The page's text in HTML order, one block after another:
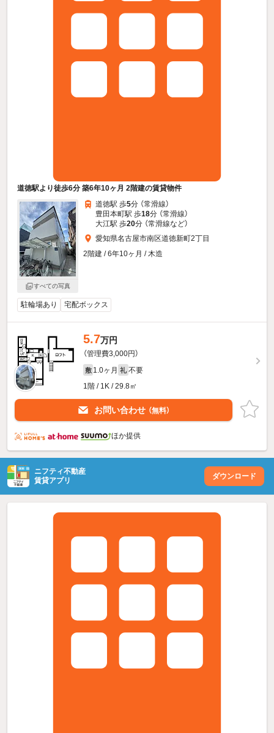
道徳駅より徒歩6分 築6年10ヶ月 2階建の賃貸物件
すべての写真
道徳駅 歩5分 （常滑線）
豊田本町駅 歩18分 （常滑線）
大江駅 歩20分 （常滑線など）
愛知県名古屋市南区道徳新町2丁目
2階建 / 6年10ヶ月 / 木造
駐輪場あり 宅配ボックス
5.7万円
（管理費3,000円）
敷 1.0ヶ月 礼 不要
1階 / 1K / 29.8㎡
お問い合わせ （無料）
ほか提供
ニフティ不動産
賃貸アプリ
ダウンロード